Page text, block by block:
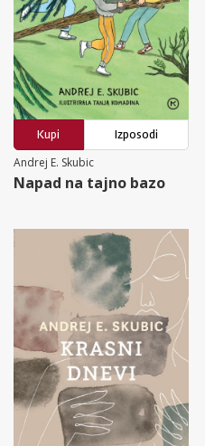
Kupi
Izposodi
Andrej E. Skubic
Napad na tajno bazo